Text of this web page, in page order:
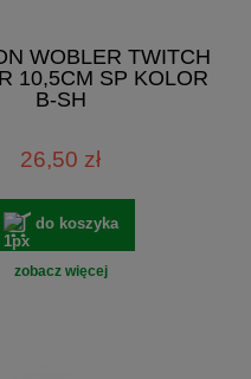
WOBLER TWITCH
10,5CM SP KOLOR
B-SH
26,50 zł
do koszyka
zobacz więcej